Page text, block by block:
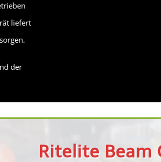
liefert
der
Ritelite Beam